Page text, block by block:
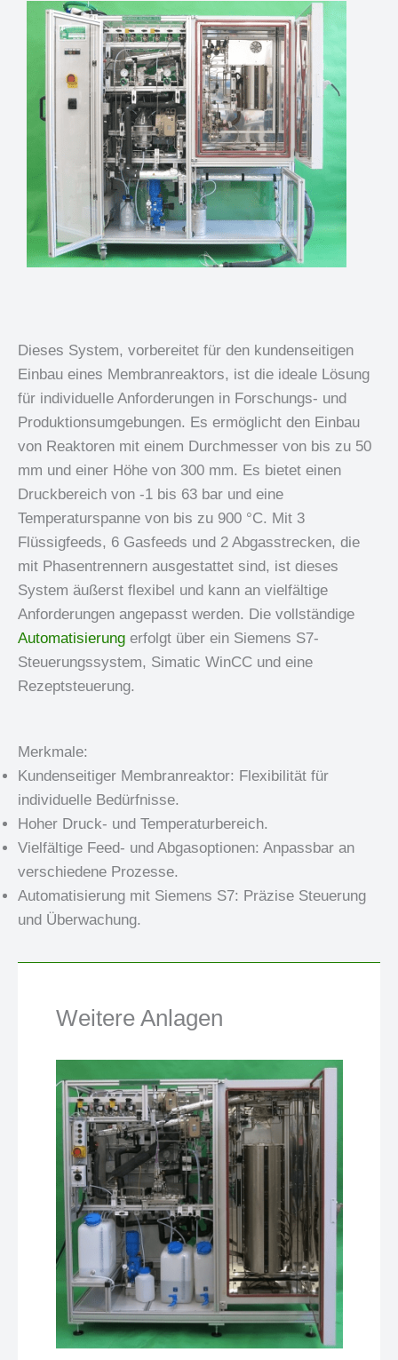
Dieses System, vorbereitet für den kundenseitigen
Einbau eines Membranreaktors, ist die ideale Lösung
für individuelle Anforderungen in Forschungs- und
Produktionsumgebungen. Es ermöglicht den Einbau
von Reaktoren mit einem Durchmesser von bis zu 50
mm und einer Höhe von 300 mm. Es bietet einen
Druckbereich von -1 bis 63 bar und eine
Temperaturspanne von bis zu 900 °C. Mit 3
Flüssigfeeds, 6 Gasfeeds und 2 Abgasstrecken, die
mit Phasentrennern ausgestattet sind, ist dieses
System äußerst flexibel und kann an vielfältige
Anforderungen angepasst werden. Die vollständige
Automatisierung erfolgt über ein Siemens S7-
Steuerungssystem, Simatic WinCC und eine
Rezeptsteuerung.
Merkmale:
Kundenseitiger Membranreaktor: Flexibilität für
individuelle Bedürfnisse.
Hoher Druck- und Temperaturbereich.
Vielfältige Feed- und Abgasoptionen: Anpassbar an
verschiedene Prozesse.
Automatisierung mit Siemens S7: Präzise Steuerung
und Überwachung.
Weitere Anlagen